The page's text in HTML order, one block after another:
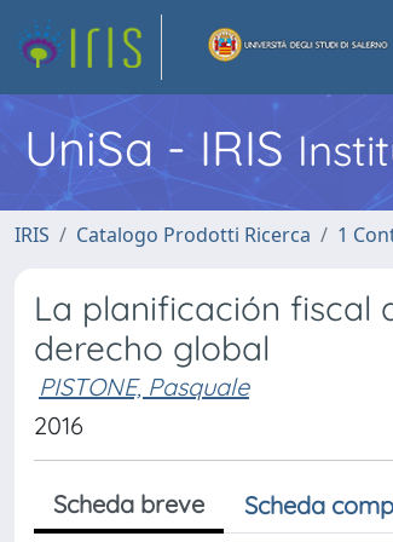
UniSa - IRIS
IRIS Catalogo Prodotti Ricerca 1
La planificación fiscal
derecho global
PISTONE, Pasquale
2016
Scheda breve Scheda